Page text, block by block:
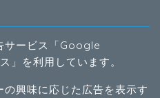
サービス「Google
」を利用しています。
興味に応じた広告を表示す